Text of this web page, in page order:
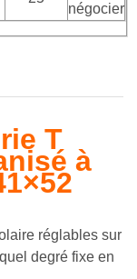
négocier
T
à
réglables sur
degré fixe en